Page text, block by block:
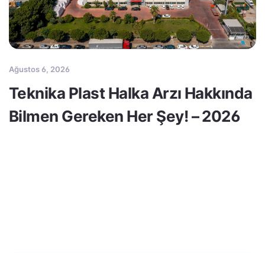
Ağustos 6, 2026
Teknika Plast Halka Arzı Hakkında
Bilmen Gereken Her Şey! – 2026